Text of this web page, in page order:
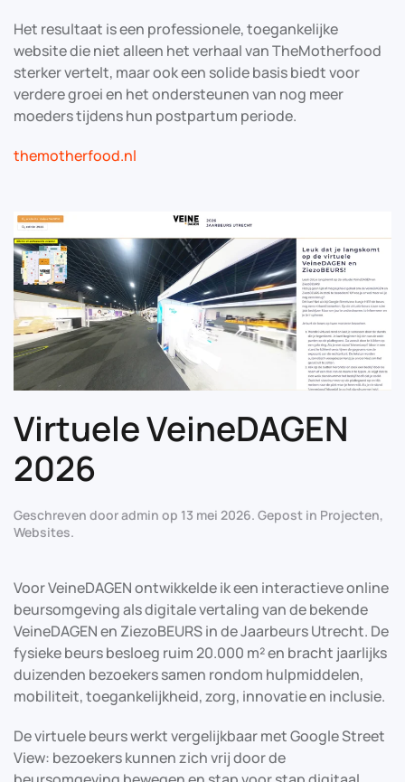
Het resultaat is een professionele, toegankelijke
website die niet alleen het verhaal van TheMotherfood
sterker vertelt, maar ook een solide basis biedt voor
verdere groei en het ondersteunen van nog meer
moeders tijdens hun postpartum periode.
themotherfood.nl
Virtuele VeineDAGEN
2026
Geschreven dooradmin op 13 mei 2026. Gepost in Projecten,
Websites.
Voor VeineDAGEN ontwikkelde ik een interactieve online
beursomgeving als digitale vertaling van de bekende
VeineDAGEN en ZiezoBEURS in de Jaarbeurs Utrecht. De
fysieke beurs besloeg ruim 20.000 m² en bracht jaarlijks
duizenden bezoekers samen rondom hulpmiddelen,
mobiliteit, toegankelijkheid, zorg, innovatie en inclusie.
De virtuele beurs werkt vergelijkbaar met Google Street
View: bezoekers kunnen zich vrij door de